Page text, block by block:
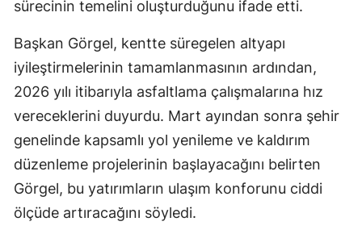
sürecinin temelini oluşturduğunu ifade etti.
Başkan Görgel, kentte süregelen altyapı
iyileştirmelerinin tamamlanmasının ardından,
2026 yılı itibarıyla asfaltlama çalışmalarına hız
vereceklerini duyurdu. Mart ayından sonra şehir
genelinde kapsamlı yol yenileme ve kaldırım
düzenleme projelerinin başlayacağını belirten
Görgel, bu yatırımların ulaşım konforunu ciddi
ölçüde artıracağını söyledi.